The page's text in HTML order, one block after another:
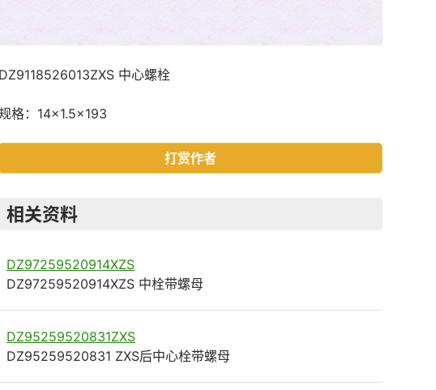
DZ9118526013ZXS 中心螺栓
格：14×1.5×193
打赏作者
相关资料
DZ97259520914XZS
DZ97259520914XZS 中栓带螺母
DZ95259520831ZXS
DZ95259520831 ZXS后中心栓带螺母